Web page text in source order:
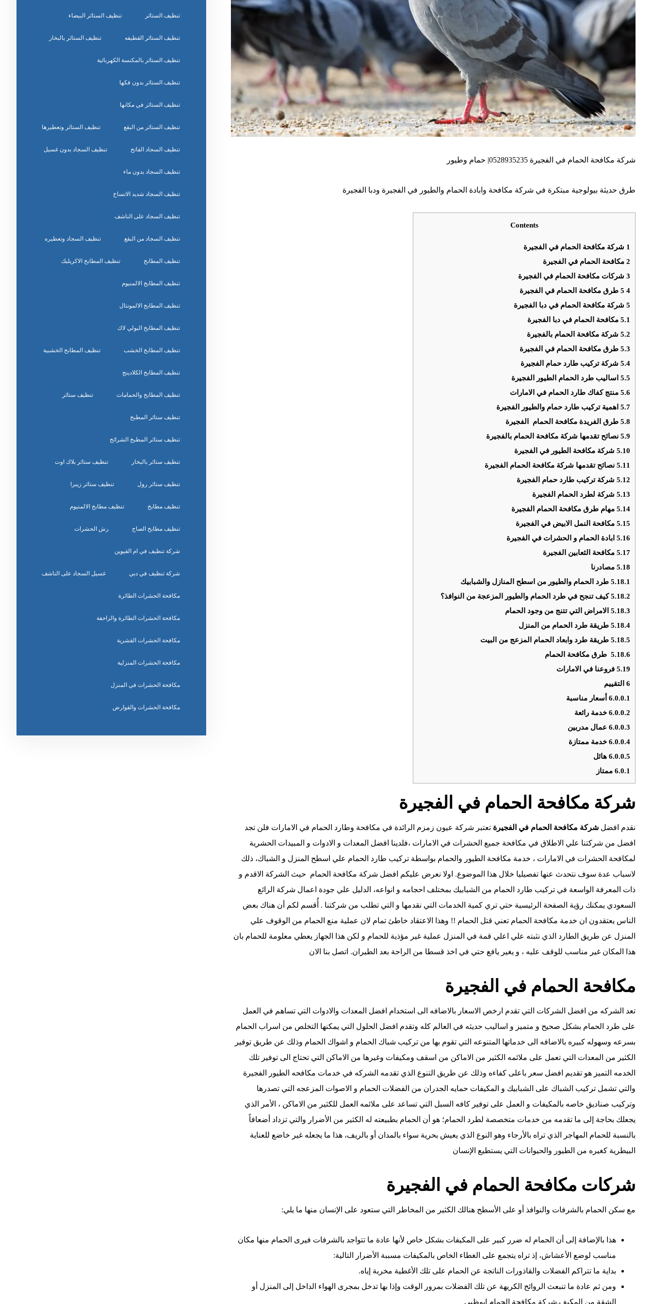
شركة مكافحة الحمام في الفجيرة 0528935235| حمام وطيور
طرق حديثة بيولوجية مبتكرة في شركة مكافحة وابادة الحمام والطيور في الفجيرة ودبا الفجيرة
Contents
1 شركة مكافحة الحمام في الفجيرة
2مكافحة الحمام في الفجيرة
3شركات مكافحة الحمام في الفجيرة
45 طرق مكافحة الحمام في الفجيرة
5شركة مكافحة الحمام في دبا الفجيرة
5.1مكافحة الحمام في دبا الفجيرة
5.2شركة مكافحة الحمام بالفجيرة
5.3طرق مكافحة الحمام في الفجيرة
5.4شركة تركيب طارد حمام الفجيرة
5.5اساليب طرد الحمام الطيور الفجيرة
5.6منتج كفاك طارد الحمام في الامارات
5.7اهمية تركيب طارد حمام والطيور الفجيرة
5.8طرق الفريدة مكافحة الحمام الفجيرة
5.9نصائح تقدمها شركة مكافحة الحمام بالفجيرة
5.10شركة مكافحة الطيور في الفجيرة
5.11نصائح تقدمها شركة مكافحة الحمام الفجيرة
5.12شركة تركيب طارد حمام الفجيرة
5.13شركة لطرد الحمام الفجيرة
5.14مهام طرق مكافحة الحمام الفجيرة
5.15مكافحة النمل الابيض في الفجيرة
5.16ابادة الحمام و الحشرات في الفجيرة
5.17مكافحة الثعابين الفجيرة
5.18مصادرنا
5.18.1طرد الحمام والطيور من اسطح المنازل والشبابيك
5.18.2كيف تنجح في طرد الحمام والطيور المزعجة من النوافذ؟
5.18.3الامراض التي تتنج من وجود الحمام
5.18.4طريقة طرد الحمام من المنزل
5.18.5طريقة طرد وابعاد الحمام المزعج من البيت
5.18.6طرق مكافحة الحمام
5.19فروعنا في الامارات
6التقييم
6.0.0.1أسعار مناسبة
6.0.0.2خدمة رائعة
6.0.0.3عمال مدربين
6.0.0.4خدمة ممتازة
6.0.0.5هائل
6.0.1ممتاز
شركة مكافحة الحمام في الفجيرة
نقدم افضل شركة مكافحة الحمام في الفجيرة تعتبر شركة عيون زمزم الرائدة في مكافحة وطارد الحمام في الامارات فلن تجد
افضل من شركتنا علي الاطلاق في مكافحة جميع الحشرات في الامارات ،فلدينا افضل المعدات و الادوات و المبيدات الحشرية
لمكافحة الحشرات في الامارات ، خدمة مكافحة الطيور والحمام بواسطة تركيب طارد الحمام علي اسطح المنزل و الشباك، ذلك
لاسباب عدة سوف نتحدث عنها تفصيليا خلال هذا الموضوع. اولا نعرض عليكم افضل شركة مكافحة الحمام حيث الشركة الاقدم و
ذات المعرفة الواسعة في تركيب طارد الحمام من الشبابيك بمختلف احجامه و انواعه، الدليل علي جودة اعمال شركة الرائع
السعودي يمكنك رؤية الصفحة الرئيسية حتي تري كمية الخدمات التي نقدمها و التي تطلب من شركتنا . أُقسم لكم أن هناك بعض
الناس يعتقدون ان خدمة مكافحة الحمام تعني قتل الحمام !! وهذا الاعتقاد خاطئ تمام لان عملية منع الحمام من الوقوف علي
المنزل عن طريق الطارد الذي نثبته علي اعلي قمة في المنزل عملية غير مؤذية للحمام و لكن هذا الجهاز يعطي معلومة للحمام بان
هذا المكان غير مناسب للوقف عليه ، و يغير يافع حتي في اخذ قسطا من الراحة بعد الطيران. اتصل بنا الان
مكافحة الحمام في الفجيرة
تعد الشركه من افضل الشركات التي تقدم ارخص الاسعار بالاضافه الى استخدام افضل المعدات والادوات التي تساهم في العمل
على طرد الحمام بشكل صحيح و متميز و اساليب حديثه في العالم كله وتقدم افضل الحلول التي يمكنها التخلص من اسراب الحمام
بسرعه وسهوله كبيره بالاضافه الى خدماتها المتنوعه التي تقوم بها من تركيب شباك الحمام و اشواك الحمام وذلك عن طريق توفير
الكثير من المعدات التي تعمل على ملائمه الكثير من الاماكن من اسقف ومكيفات وغيرها من الاماكن التي تحتاج الى توفير تلك
الخدمه التميز هو تقديم افضل سعر باعلى كفاءه وذلك عن طريق التنوع الذي تقدمه الشركه في خدمات مكافحه الطيور الفجيرة
والتي تشمل تركيب الشباك على الشبابيك و المكيفات حمايه الجدران من الفضلات الحمام و الاصوات المزعجه التي تصدرها
وتركيب صناديق خاصه بالمكيفات و العمل على توفير كافه السبل التي تساعد على ملائمه العمل للكثير من الاماكن ، الأمر الذي
يجعلك بحاجة إلى ما تقدمه من خدمات متخصصة لطرد الحمام؛ هو أن الحمام بطبيعته له الكثير من الأضرار والتي تزداد أضعافاً
بالنسبة للحمام المهاجر الذي تراه بالأرجاء وهو النوع الذي يعيش بحرية سواء بالمدان أو بالريف، هذا ما يجعله غير خاضع للعناية
البيطرية كغيره من الطيور والحيوانات التي يستطيع الإنسان
شركات مكافحة الحمام في الفجيرة
مع سكن الحمام بالشرفات والنوافذ أو على الأسطح هنالك الكثير من المخاطر التي ستعود على الإنسان منها ما يلي:
هذا بالإضافة إلى أن الحمام له ضرر كبير على المكيفات بشكل خاص لأنها عادة ما تتواجد بالشرفات فيرى الحمام منها مكان
مناسب لوضع الأعشاش، إذ تراه يتجمع على الغطاء الخاص بالمكيفات مسببة الأضرار التالية:
بداية ما تتراكم الفضلات والقاذورات الناتجة عن الحمام على تلك الأغطية مخربة إياه.
ومن ثم عادة ما تنبعث الروائح الكريهة عن تلك الفضلات بمرور الوقت وإذا بها تدخل بمجرى الهواء الداخل إلى المنزل أو
الشقة من المكيف.شركة مكافحة الحمام ابوظبي
تنظيف الستائر تنظيف الستائر البيضاء
تنظيف الستائر القطيفه تنظيف الستائر بالبخار
تنظيف الستائر بالمكنسة الكهربائية
تنظيف الستائر بدون فكها
تنظيف الستائر في مكانها
تنظيف الستائر من البقع تنظيف الستائر وتعطيرها
تنظيف السجاد الفاتح تنظيف السجاد بدون غسيل
تنظيف السجاد بدون ماء
تنظيف السجاد شديد الاتساخ
تنظيف السجاد على الناشف
تنظيف السجاد من البقع تنظيف السجاد وتعطيره
تنظيف المطابخ تنظيف المطابخ الاكريليك
تنظيف المطابخ الالمنيوم
تنظيف المطابخ الالمونتال
تنظيف المطابخ البولي لاك
تنظيف المطابخ الخشب تنظيف المطابخ الخشبية
تنظيف المطابخ الكلادينج
تنظيف المطابخ والحمامات تنظيف ستائر
تنظيف ستائر المطبخ
تنظيف ستائر المطبخ الشرائح
تنظيف ستائر بالبخار تنظيف ستائر بلاك اوت
تنظيف ستائر رول تنظيف ستائر زيبرا
تنظيف مطابخ تنظيف مطابخ الالمنيوم
تنظيف مطابخ الصاج رش الحشرات
شركة تنظيف في ام القيوين
شركة تنظيف في دبي غسيل السجاد على الناشف
مكافحة الحشرات الطائرة
مكافحة الحشرات الطائرة والزاحفة
مكافحة الحشرات القشرية
مكافحة الحشرات المنزلية
مكافحة الحشرات في المنزل
مكافحة الحشرات والقوارض